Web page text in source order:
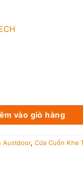
M70 số lượng
vào giỏ hàng
Austdoor, Cửa Cuốn Khe